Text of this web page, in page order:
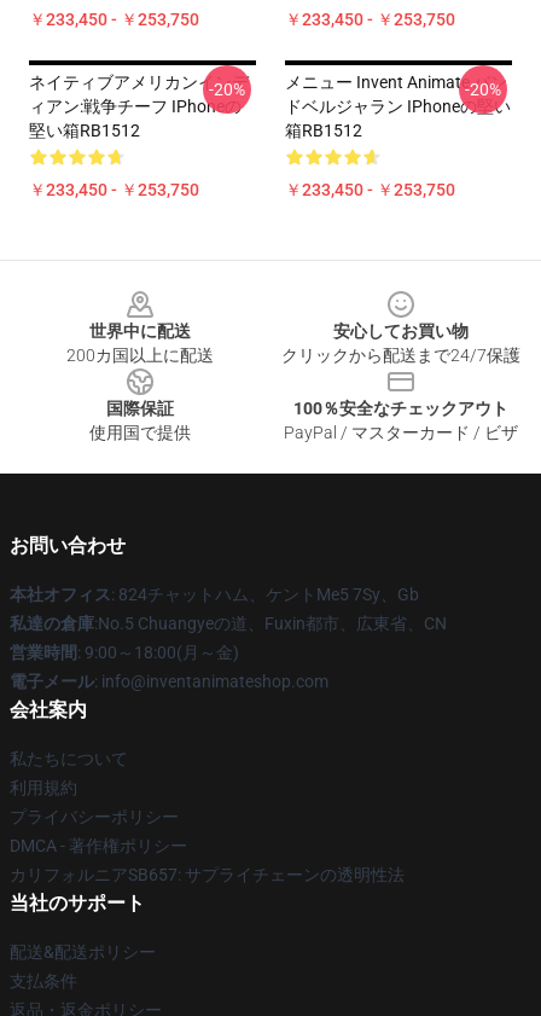
￥233,450 - ￥253,750 ￥233,450 - ￥253,750
ネイティブアメリカンインデ
ィアン:戦争チーフ IPhoneの
堅い箱RB1512
￥233,450 - ￥253,750
-20%
メニュー Invent Animate バン
ドベルジャラン IPhoneの堅い
箱RB1512
￥233,450 - ￥253,750
-20%
世界中に配送
200カ国以上に配送
安心してお買い物
クリックから配送まで24/7保護
国際保証
使用国で提供
100％安全なチェックアウト
PayPal / マスターカード / ビザ
お問い合わせ
本社オフィス: 824チャットハム、ケントMe5 7Sy、Gb
私達の倉庫:No.5 Chuangyeの道、Fuxin都市、広東省、CN
営業時間: 9:00～18:00(月～金)
電子メール: info@inventanimateshop.com
会社案内
私たちについて
利用規約
プライバシーポリシー
DMCA - 著作権ポリシー
カリフォルニアSB657: サプライチェーンの透明性法
当社のサポート
配送&配送ポリシー
支払条件
返品・返金ポリシー